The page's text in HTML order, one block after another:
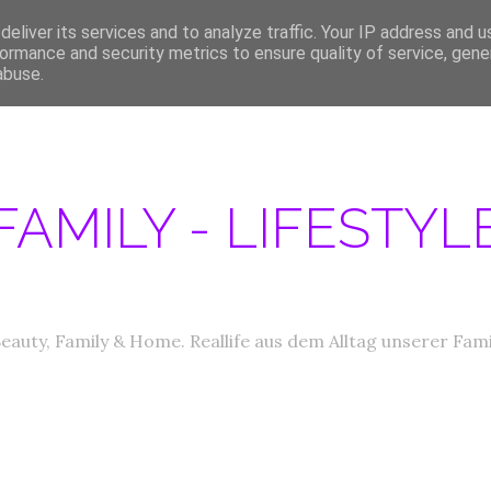
MEDIA DATEN ABOUT PRODUKTTESTER GESUCHT
-
Family & Home. Reallife aus dem Alltag unserer
its services and to analyze traffic. Your IP address and
and security metrics to ensure quality of service,